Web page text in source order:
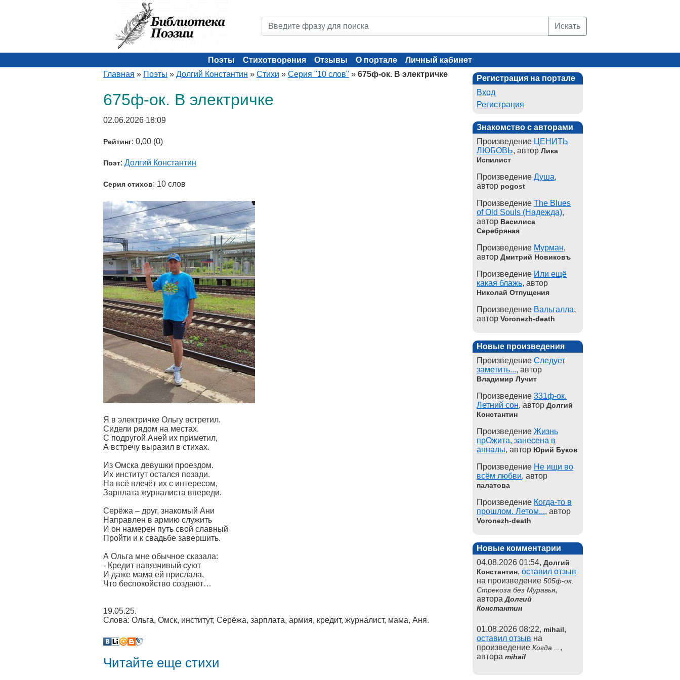
Искать
Поэты Стихотворения Отзывы О портале
Личный кабинет
Главная » Поэты » Долгий Константин » Стихи » Серия "10 слов" » 675ф-ок. В электричке
675ф-ок. В электричке
02.06.2026 18:09
Рейтинг: 0,00 (0)
Поэт: Долгий Константин
Серия стихов: 10 слов
Я в электричке Ольгу встретил.
Сидели рядом на местах.
С подругой Аней их приметил,
А встречу выразил в стихах.
Из Омска девушки проездом.
Их институт остался позади.
На всё влечёт их с интересом,
Зарплата журналиста впереди.
Серёжа – друг, знакомый Ани
Направлен в армию служить
И он намерен путь свой славный
Пройти и к свадьбе завершить.
А Ольга мне обычное сказала:
- Кредит навязчивый суют
И даже мама ей прислала,
Что беспокойство создают…
19.05.25.
Слова: Ольга, Омск, институт, Серёжа, зарплата, армия, кредит, журналист, мама, Аня.
Читайте еще стихи
Регистрация на портале
Вход
Регистрация
Знакомство с авторами
Произведение ЦЕНИТЬ
ЛЮБОВЬ, автор Лика
Испилист
Произведение Душа,
автор pogost
Произведение The Blues
of Old Souls (Надежда),
автор Василиса
Серебряная
Произведение Мурман,
автор Дмитрий Новиковъ
Произведение Или ещё
какая блажь, автор
Николай Отпущения
Произведение Вальгалла,
автор Voronezh-death
Новые произведения
Произведение Следует
заметить..., автор
Владимир Лучит
Произведение 331ф-ок.
Летний сон, автор Долгий
Константин
Произведение Жизнь
прОжита, занесена в
анналы, автор Юрий Буков
Произведение Не ищи во
всём любви, автор
палатова
Произведение Когда-то в
прошлом. Летом..., автор
Voronezh-death
Новые комментарии
04.08.2026 01:54, Долгий
Константин, оставил отзыв
на произведение 505ф-ок.
Стрекоза без Муравья,
автораДолгий
Константин
01.08.2026 08:22, mihail,
оставил отзыв на
произведение Когда ... ,
автора mihail